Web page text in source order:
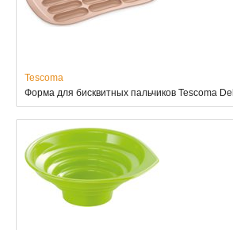
Tescoma
Форма для бисквитных пальчиков Tescoma